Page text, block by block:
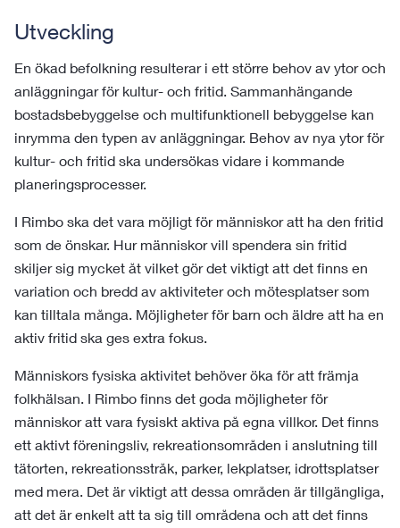
Utveckling
En ökad befolkning resulterar i ett större behov av ytor och
anläggningar för kultur- och fritid. Sammanhängande
bostadsbebyggelse och multifunktionell bebyggelse kan
inrymma den typen av anläggningar. Behov av nya ytor för
kultur- och fritid ska undersökas vidare i kommande
planeringsprocesser.
I Rimbo ska det vara möjligt för människor att ha den fritid
som de önskar. Hur människor vill spendera sin fritid
skiljer sig mycket åt vilket gör det viktigt att det finns en
variation och bredd av aktiviteter och mötesplatser som
kan tilltala många. Möjligheter för barn och äldre att ha en
aktiv fritid ska ges extra fokus.
Människors fysiska aktivitet behöver öka för att främja
folkhälsan. I Rimbo finns det goda möjligheter för
människor att vara fysiskt aktiva på egna villkor. Det finns
ett aktivt föreningsliv, rekreationsområden i anslutning till
tätorten, rekreationsstråk, parker, lekplatser, idrottsplatser
med mera. Det är viktigt att dessa områden är tillgängliga,
att det är enkelt att ta sig till områdena och att det finns